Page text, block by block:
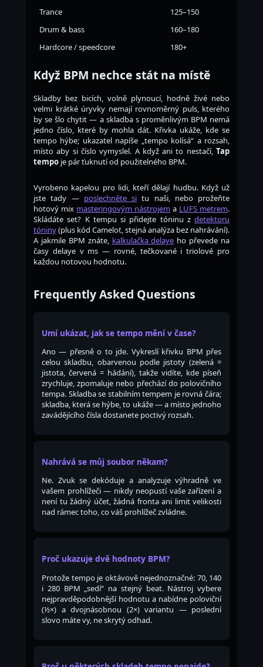
Trance
125–150
Drum & bass
160–180
Hardcore / speedcore
180+
Když BPM nechce stát na místě
Skladby bez bicích, volně plynoucí, hodně živé nebo
velmi krátké úryvky nemají rovnoměrný puls, kterého
by se šlo chytit — a skladba s proměnlivým BPM nemá
jedno číslo, které by mohla dát. Křivka ukáže, kde se
tempo hýbe; ukazatel napíše „tempo kolísá“ a rozsah,
místo aby si číslo vymyslel. A když ani to nestačí, Tap
tempo je pár ťuknutí od použitelného BPM.
Vyrobeno kapelou pro lidi, kteří dělají hudbu. Když už
jste tady — poslechněte si tu naši, nebo prožeňte
hotový mix masteringovým nástrojem a LUFS metrem.
Skládáte set? K tempu si přidejte tóninu z detektoru
tóniny(plus kód Camelot, stejná analýza bez nahrávání).
A jakmile BPM znáte, kalkulačka delaye ho převede na
časy delaye v ms — rovné, tečkované i triolové pro
každou notovou hodnotu.
Frequently Asked Questions
Umí ukázat, jak se tempo mění v čase?
Ano — přesně o to jde. Vykreslí křivku BPM přes
celou skladbu, obarvenou podle jistoty (zelená =
jistota, červená = hádání), takže vidíte, kde píseň
zrychluje, zpomaluje nebo přechází do polovičního
tempa. Skladba se stabilním tempem je rovná čára;
skladba, která se hýbe, to ukáže — a místo jednoho
zavádějícího čísla dostanete poctivý rozsah.
Nahrává se můj soubor někam?
Ne. Zvuk se dekóduje a analyzuje výhradně ve
vašem prohlížeči — nikdy neopustí vaše zařízení a
není tu žádný účet, žádná fronta ani limit velikosti
nad rámec toho, co váš prohlížeč zvládne.
Proč ukazuje dvě hodnoty BPM?
Protože tempo je oktávově nejednoznačné: 70, 140
i 280 BPM „sedí“ na stejný beat. Nástroj vybere
nejpravděpodobnější hodnotu a nabídne poloviční
(½×) a dvojnásobnou (2×) variantu — poslední
slovo máte vy, ne skrytý odhad.